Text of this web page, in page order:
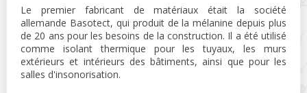
Le premier fabricant de matériaux était la société
allemande Basotect, qui produit de la mélanine depuis plus
de 20 ans pour les besoins de la construction. Il a été utilisé
comme isolant thermique pour les tuyaux, les murs
extérieurs et intérieurs des bâtiments, ainsi que pour les
salles d'insonorisation.